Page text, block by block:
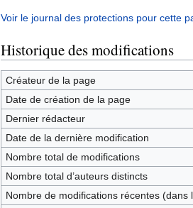
Voir le journal des protections pour cette
Historique des modifications
Créateur de la page
Date de création de la page
Dernier rédacteur
Date de la dernière modification
Nombre total de modifications
Nombre total d’auteurs distincts
Nombre de modifications récentes (dans